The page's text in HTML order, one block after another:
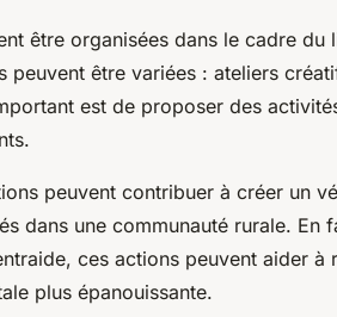
être organisées dans le cadre du
peuvent être variées : ateliers
est de proposer des
peuvent contribuer à créer un
dans une communauté rurale. En
ces actions peuvent aider
plus épanouissante.